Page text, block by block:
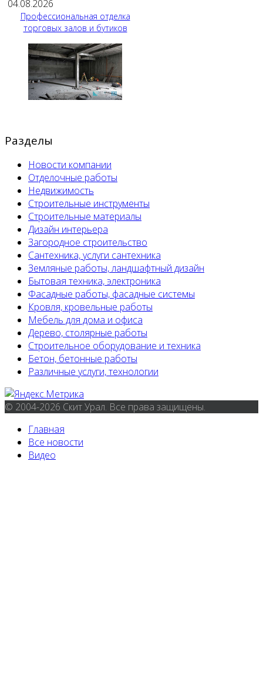
04.08.2026
Профессиональная отделка
торговых залов и бутиков
Разделы
Новости компании
Отделочные работы
Недвижимость
Строительные инструменты
Строительные материалы
Дизайн интерьера
Загородное строительство
Сантехника, услуги сантехника
Земляные работы, ландшафтный дизайн
Бытовая техника, электроника
Фасадные работы, фасадные системы
Кровля, кровельные работы
Мебель для дома и офиса
Дерево, столярные работы
Строительное оборудование и техника
Бетон, бетонные работы
Различные услуги, технологии
© 2004-2026 Скит Урал. Все права защищены.
Главная
Все новости
Видео